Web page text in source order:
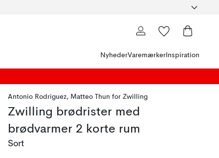
NyhederVaremærker Inspiration
Antonio Rodriguez, Matteo Thun for Zwilling
Zwilling brødrister med
brødvarmer 2 korte rum
Sort